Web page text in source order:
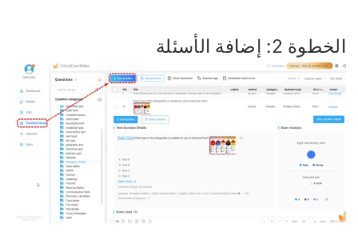
2: إضافة الأسئلة